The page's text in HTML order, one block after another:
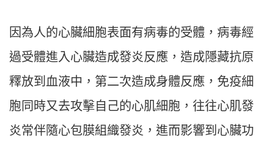
因為人的心臟細胞表面有病毒的受體，病毒經
過受體進入心臟造成發炎反應，造成隱藏抗原
釋放到血液中，第二次造成身體反應，免疫細
胞同時又去攻擊自己的心肌細胞，往往心肌發
炎常伴隨心包膜組織發炎，進而影響到心臟功